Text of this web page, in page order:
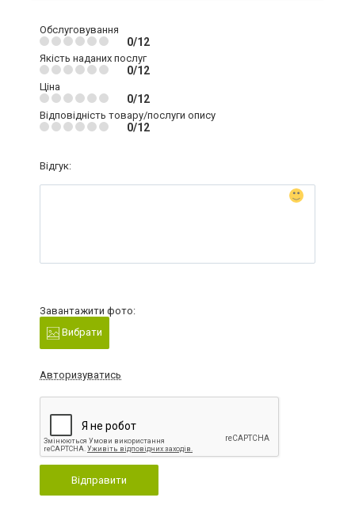
Обслуговування
0/12
Якість наданих послуг
0/12
Ціна
0/12
Відповідність товару/послуги опису
0/12
Відгук:
Завантажити фото:
Вибрати
Авторизуватись
Відправити